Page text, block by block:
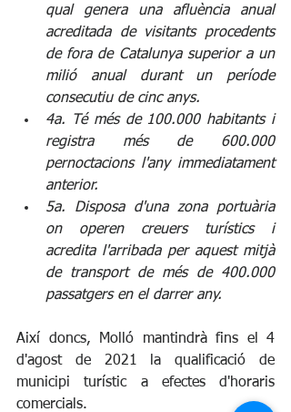
qual genera una afluència anual
acreditada de visitants procedents
de fora de Catalunya superior a un
milió anual durant un període
consecutiu de cinc anys.
4a. Té més de 100.000 habitants i
registra més de 600.000
pernoctacions l'any immediatament
anterior.
5a. Disposa d'una zona portuària
on operen creuers turístics i
acredita l'arribada per aquest mitjà
de transport de més de 400.000
passatgers en el darrer any.
Així doncs, Molló mantindrà fins el 4
d'agost de 2021 la qualificació de
municipi turístic a efectes d'horaris
comercials.